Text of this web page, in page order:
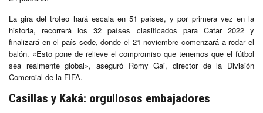
La gira del trofeo hará escala en 51 países, y por primera vez en la
historia, recorrerá los 32 países clasificados para Catar 2022 y
finalizará en el país sede, donde el 21 noviembre comenzará a rodar el
balón. «Esto pone de relieve el compromiso que tenemos que el fútbol
sea realmente global», aseguró Romy Gai, director de la División
Comercial de la FIFA.
Casillas y Kaká: orgullosos embajadores